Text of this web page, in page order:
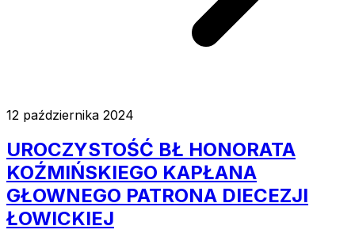
12 października 2024
UROCZYSTOŚĆ BŁ HONORATA
KOŹMIŃSKIEGO KAPŁANA
GŁOWNEGO PATRONA DIECEZJI
ŁOWICKIEJ